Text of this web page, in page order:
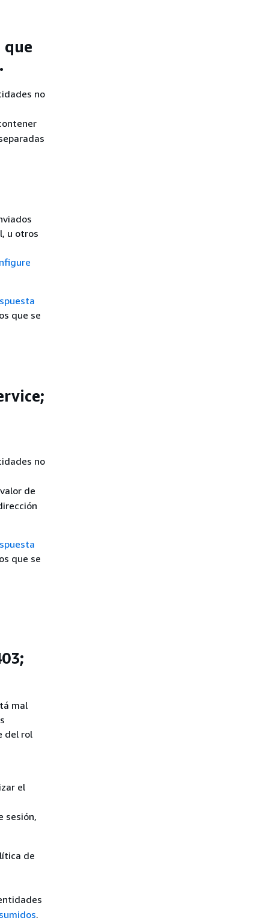
que
no
u otros
que se
no
de
que se
mal
del rol
el
sesión,
de
.